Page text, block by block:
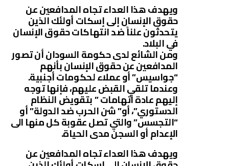
ويهدف هذا العداء تجاه المدافعين عن
حقوق الإنسان إلى إسكات أولئك الذين
يتحدثون علناً ضد انتهاكات حقوق الإنسان
في البلاد.
ومن الشائع لدى حكومة السودان أن تصور
المدافعين عن حقوق الإنسان بأنهم
“جواسيس” أو عملاء لحكومات أجنبية.
وعندما تلقي القبض عليهم، فإنها توجه
إليهم عادة اتهامات ” بتقويض النظام
الدستوري”، أو” شن الحرب ضد الدولة” أو
“التجسس” والتي تصل عقوبة كل منها الى
الإعدام أو السجن مدى الحياة.
ويهدف هذا العداء تجاه المدافعين عن